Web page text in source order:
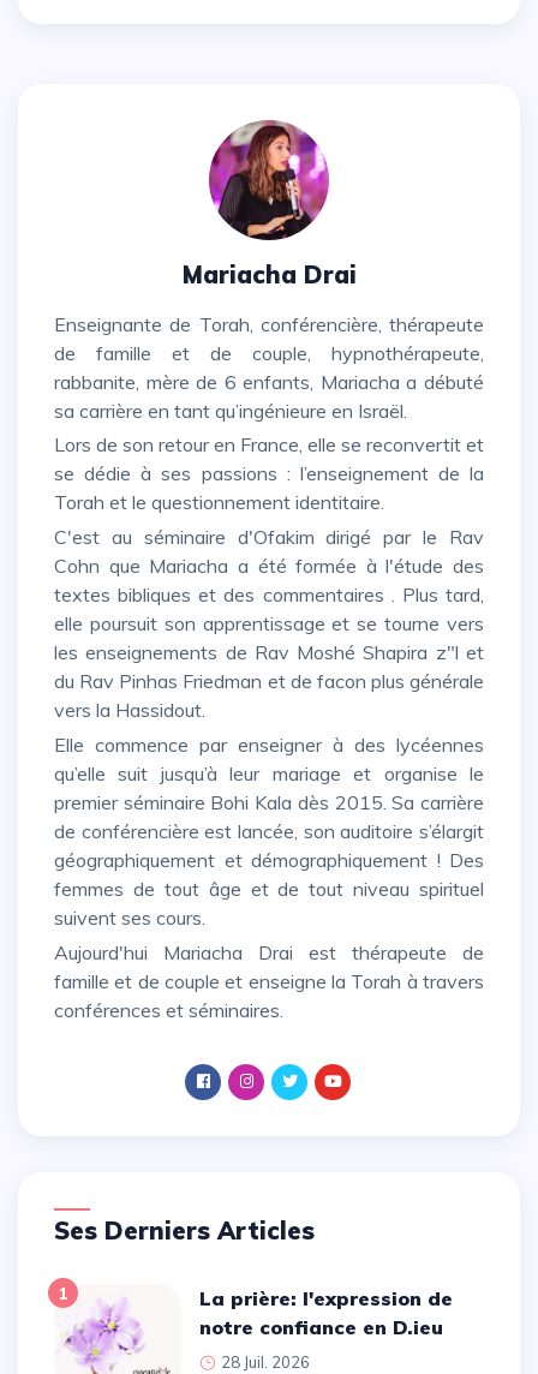
Mariacha Drai
Enseignante de Torah, conférencière, thérapeute
de famille et de couple, hypnothérapeute,
rabbanite, mère de 6 enfants, Mariacha a débuté
sa carrière en tant qu’ingénieure en Israël.
Lors de son retour en France, elle se reconvertit et
se dédie à ses passions : l’enseignement de la
Torah et le questionnement identitaire.
C'est au séminaire d'Ofakim dirigé par le Rav
Cohn que Mariacha a été formée à l'étude des
textes bibliques et des commentaires . Plus tard,
elle poursuit son apprentissage et se tourne vers
les enseignements de Rav Moshé Shapira z"l et
du Rav Pinhas Friedman et de facon plus générale
vers la Hassidout.
Elle commence par enseigner à des lycéennes
qu’elle suit jusqu’à leur mariage et organise le
premier séminaire Bohi Kala dès 2015. Sa carrière
de conférencière est lancée, son auditoire s’élargit
géographiquement et démographiquement ! Des
femmes de tout âge et de tout niveau spirituel
suivent ses cours.
Aujourd'hui Mariacha Drai est thérapeute de
famille et de couple et enseigne la Torah à travers
conférences et séminaires.
Ses Derniers Articles
1
La prière: l'expression de
notre confiance en D.ieu
28 Juil. 2026